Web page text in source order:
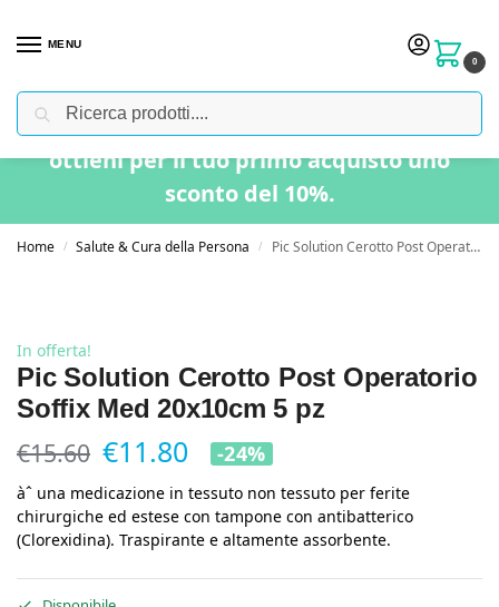
MENU
0
Usa il codice “BENVENUTO” nel carrello e
ottieni per il tuo primo acquisto uno
sconto del 10%.
Home / Salute & Cura della Persona / Pic Solution Cerotto Post Operatorio Soffix Med 20x10cm 5 pz
In offerta!
Pic Solution Cerotto Post Operatorio
Soffix Med 20x10cm 5 pz
€15.60 €11.80 -24%
àˆ una medicazione in tessuto non tessuto per ferite
chirurgiche ed estese con tampone con antibatterico
(Clorexidina). Traspirante e altamente assorbente.